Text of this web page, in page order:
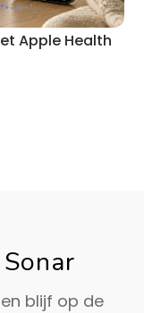
Apple Health
blijf op de